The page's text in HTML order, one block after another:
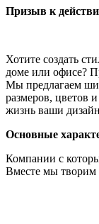
Призыв к
Хотите создать
доме или офисе?
Мы предлагаем
размеров, цветов
жизнь ваши
Основные
Компании с
Вместе мы творим